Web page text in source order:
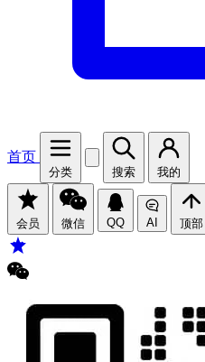
首页
分类 搜索 我的
会员 微信 QQ AI 顶部